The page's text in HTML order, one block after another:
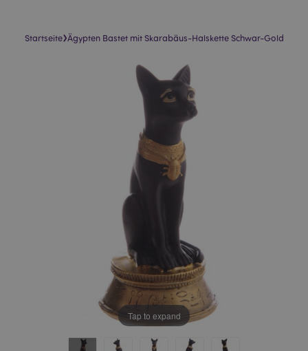
Startseite›Ägypten Bastet mit Skarabäus-Halskette Schwar-Gold
Tap to expand